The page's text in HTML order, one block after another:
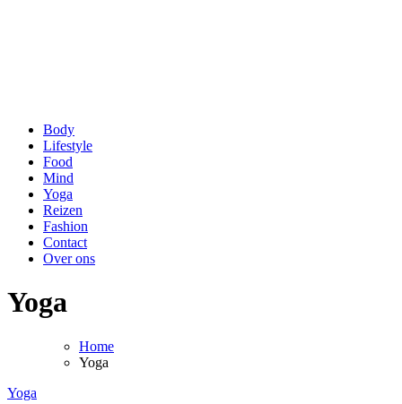
Voor een stralende lach en een fit gevoel!
Body
Lifestyle
Food
Mind
Yoga
Reizen
Fashion
Contact
Over ons
Yoga
Home
Yoga
Yoga